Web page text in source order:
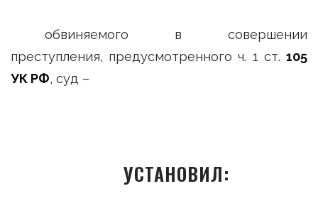
обвиняемого в совершении
преступления, предусмотренного ч. 1 ст. 105
УК РФ, суд –
УСТАНОВИЛ: